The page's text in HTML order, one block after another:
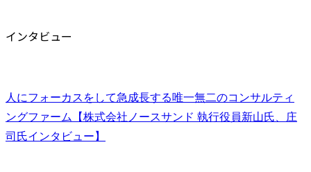
インタビュー
人にフォーカスをして急成長する唯一無二のコンサルティ
ングファーム【株式会社ノースサンド 執行役員新山氏、庄
司氏インタビュー】